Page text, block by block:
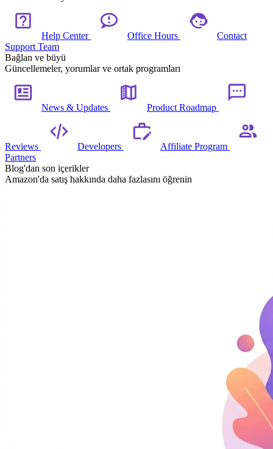
Help Center Office Hours
Contact
Support Team
Bağlan ve büyü
Güncellemeler, yorumlar ve ortak programları
News & Updates Product Roadmap
Reviews Developers
Affiliate Program
Partners
Blog'dan son içerikler
Amazon'da satış hakkında daha fazlasını öğrenin